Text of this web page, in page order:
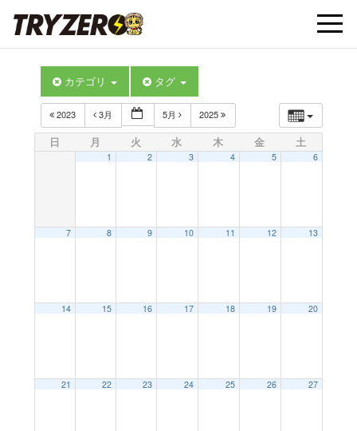
t
カテゴリ タグ
2023 3月 5月 2025
日 月 火 水 木 金 土
1 2 3 4 5 6
7 8 9 10 11 12 13
14 15 16 17 18 19 20
21 22 23 24 25 26 27